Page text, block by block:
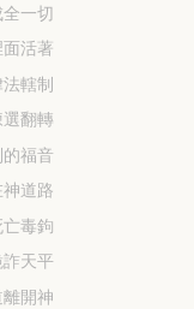
一切
活著
轄制
翻轉
福音
道路
毒鉤
詐天平
開神